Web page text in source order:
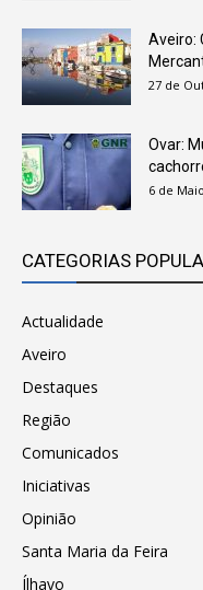
Aveiro:
27 de
Ovar:
6 de
CATEGORIAS
Actualidade
Aveiro
Destaques
Região
Comunicados
Iniciativas
Opinião
Santa Maria da Feira
Ílhavo